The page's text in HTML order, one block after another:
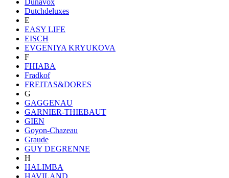
Dutchdeluxes
E
EASY LIFE
EISCH
EVGENIYA KRYUKOVA
F
FHIABA
Fradkof
FREITAS&DORES
G
GAGGENAU
GARNIER-THIEBAUT
GIEN
Goyon-Chazeau
Graude
GUY DEGRENNE
H
HALIMBA
HAVILAND